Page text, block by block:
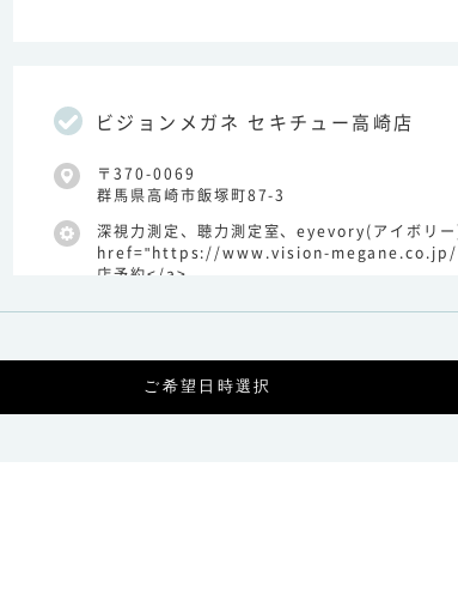
ビジョンメガネ セキチュー高崎店
〒370-0069
群馬県高崎市飯塚町87-3
深視力測定、聴力測定室、eyevory(アイボリ
href="https://www.vision-megane.co.jp/
店予約</a>